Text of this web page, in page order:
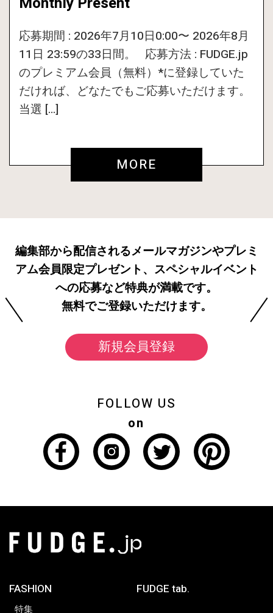
応募期間 : 2026年7月10日0:00〜 2026年8月
11日 23:59の33日間。 応募方法 : FUDGE.jp
のプレミアム会員（無料）*に登録していた
だければ、どなたでもご応募いただけます。
当選 […]
MORE
編集部から配信されるメールマガジンやプレミ
アム会員限定プレゼント、スペシャルイベント
への応募など特典が満載です。
無料でご登録いただけます。
新規会員登録
FOLLOW US
on
FASHION
特集
FUDGE tab.